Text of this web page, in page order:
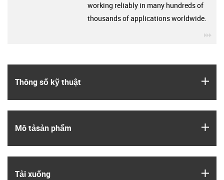
Thông số kỹ thuật
Mô tả­sản phẩm
Tải xuống
working reliably in many hundreds of
thousands of applications worldwide.